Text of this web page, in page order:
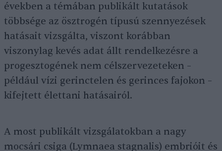
években a témában publikált kutatások
többsége az ösztrogén típusú szennyezések
hatásait vizsgálta, viszont korábban
viszonylag kevés adat állt rendelkezésre a
progesztogének nem célszervezeteken –
például vízi gerinctelen és gerinces fajokon –
kifejtett élettani hatásairól.
A most publikált vizsgálatokban a nagy
mocsári csiga (Lymnaea stagnalis) embrióit és